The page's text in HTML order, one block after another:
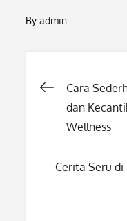
Byadmin
Post
Cara
dan
Wellness
Cerita Seru